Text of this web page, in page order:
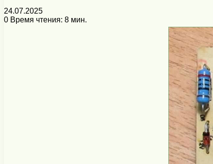
24.07.2025
0 Время чтения: 8 мин.